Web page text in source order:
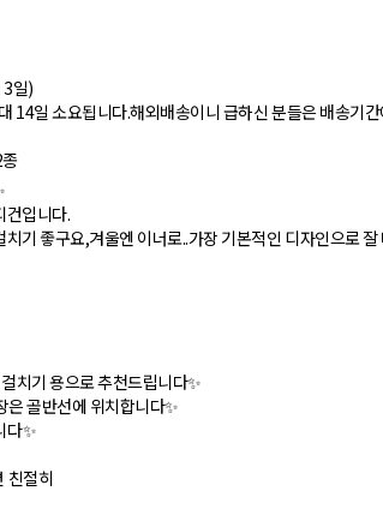
일)
14일 소요됩니다.해외배송이니 급하신 분들은 배송기
건입니다.
기 좋구요,겨울엔 이너로..가장 기본적인 디자인으로
치기 용으로 추천드립니다✨
은 골반선에 위치합니다✨
다✨
친절히